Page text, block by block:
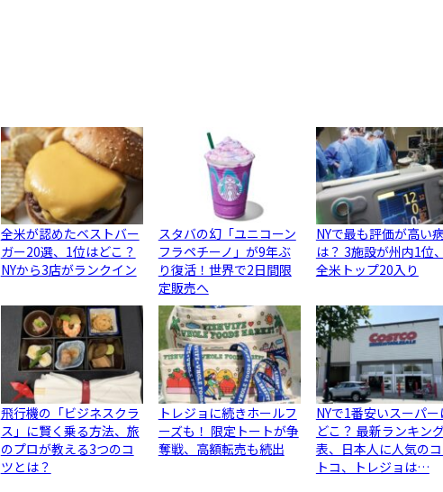
全米が認めたベストバー
ガー20選、1位はどこ？
NYから3店がランクイン
スタバの幻「ユニコーン
フラペチーノ」が9年ぶ
り復活！世界で2日間限
定販売へ
NYで最も評価が高い
は？ 3施設が州内1位
全米トップ20入り
飛行機の「ビジネスクラ
ス」に賢く乗る方法、旅
のプロが教える3つのコ
ツとは？
トレジョに続きホールフ
ーズも！ 限定トートが争
奪戦、高額転売も続出
NYで1番安いスーパー
どこ？ 最新ランキン
表、日本人に人気の
トコ、トレジョは…